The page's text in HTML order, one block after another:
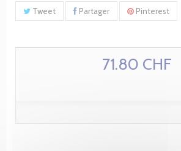
Tweet Partager Pinterest
71.80 CHF